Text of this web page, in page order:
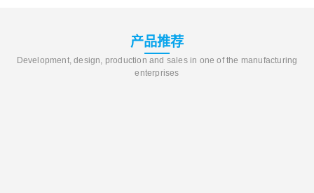
产品推荐
Development, design, production and sales in one of the manufacturing
enterprises